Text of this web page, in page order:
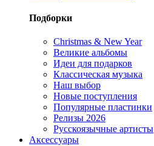
Подборки
Christmas & New Year
Великие альбомы
Идеи для подарков
Классическая музыка
Наш выбор
Новые поступления
Популярные пластинки
Релизы 2026
Русскоязычные артисты
Аксессуары